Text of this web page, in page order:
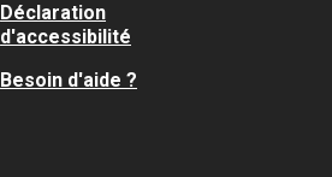
Déclaration
d'accessibilité
Besoin d'aide ?